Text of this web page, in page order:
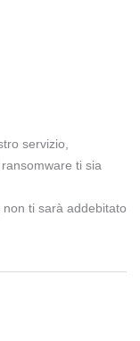
servizio,
ti sia
ti sarà addebitato